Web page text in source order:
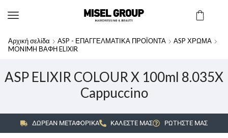
Αρχική σελίδα ASP - ΕΠΑΓΓΕΛΜΑΤΙΚΑ ΠΡΟΪΟΝΤΑ
ASP ΧΡΩΜΑ
MONIMH ΒΑΦΗ ELIXIR
ASP ELIXIR COLOUR X 100ml 8.035X
Cappuccino
ΔΩΡΕΑΝ ΜΕΤΑΦΟΡΙΚΑ ΚΑΛΕΣΤΕ ΜΑΣ ΡΩΤΗΣΤΕ ΜΑΣ